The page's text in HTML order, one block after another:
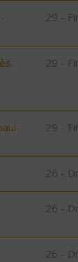
29 -
29 -
29 -
26 -
26 -
26 -